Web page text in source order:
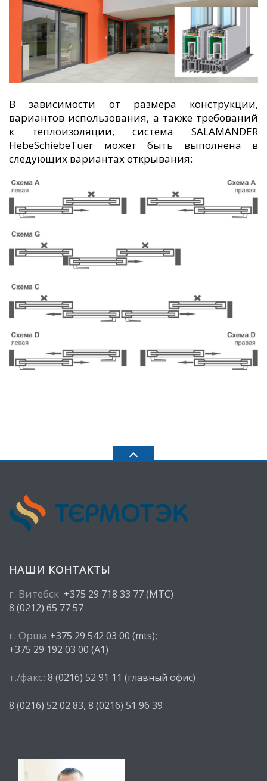
В зависимости от размера конструкции,
вариантов использования, а также требований
к теплоизоляции, система SALAMANDER
HebeSchiebeTuer
может быть выполнена в
следующих вариантах открывания:
НАШИ КОНТАКТЫ
г. Витебск +375 29 718 33 77 (МТС)
8 (0212) 65 77 57
г. Орша +375 29 542 03 00 (mts);
+375 29 192 03 00 (A1)
т./факс: 8 (0216) 52 91 11 (главный офис)
8 (0216) 52 02 83, 8 (0216) 51 96 39